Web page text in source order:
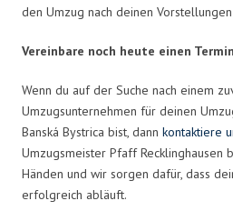
den Umzug nach deinen
Vereinbare noch heute einen
Wenn du auf der Suche nach einem
Umzugsunternehmen für deinen
Banská Bystrica bist, dann kontaktiere
Umzugsmeister Pfaff Recklinghausen
Händen und wir sorgen dafür, dass
erfolgreich abläuft.